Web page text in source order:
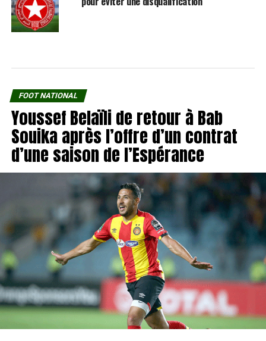
FOOT NATIONAL
Youssef Belaïli de retour à Bab
Souika après l’offre d’un contrat
d’une saison de l’Espérance